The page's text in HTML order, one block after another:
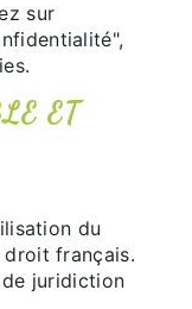
sur
ET
du
droit français.
juridiction